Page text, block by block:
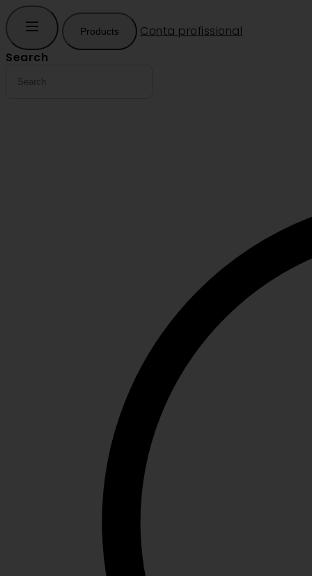
Products
Conta profissional
Search